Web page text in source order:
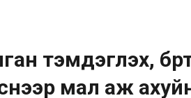
тэмдэглэх,
мал аж